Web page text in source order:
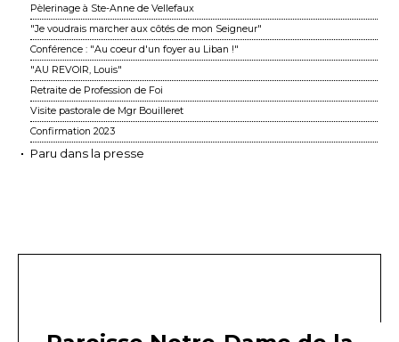
Pèlerinage à Ste-Anne de Vellefaux
"Je voudrais marcher aux côtés de mon Seigneur"
Conférence : "Au coeur d'un foyer au Liban !"
"AU REVOIR, Louis"
Retraite de Profession de Foi
Visite pastorale de Mgr Bouilleret
Confirmation 2023
Paru dans la presse